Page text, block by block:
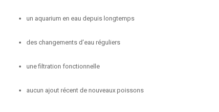
un aquarium en eau depuis longtemps
des changements d’eau réguliers
une filtration fonctionnelle
aucun ajout récent de nouveaux poissons